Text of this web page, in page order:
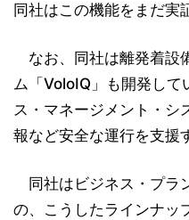
同社はこの機能をまだ実
なお、同社は離発着設
ム「VoloIQ」も開発して
ス・マネージメント・シ
報など安全な運行を支援
同社はビジネス・プラ
の、こうしたラインナッ